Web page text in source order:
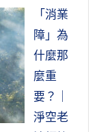
講到「應無
悟，那個時
》是大悟，
》講到這
面都不用
帝。東嶽大
東嶽大帝。
《地藏菩薩
，管了幾
，五嶽。東
大帝的廟，
以我們在道
哭兒女、哀
前）到我們
來找我。
睛哭得紅
佛教衛星台
就是出家
了。特別
個兒子，他
還是要照
來發心要
講，不是說
唯吾有
是我有這個
患也就沒有
的，我們
的，照顧
生老病死，
不到，還是
看到這個，
神通，看到
母親，母
佛那裡痛
母親墮在餓
們，但是那
，或者縣
沒有那樣的
人，都不
以下面舉
蕭何」，蕭
「消業
障」為
什麼那
麼重
要？｜
淨空老